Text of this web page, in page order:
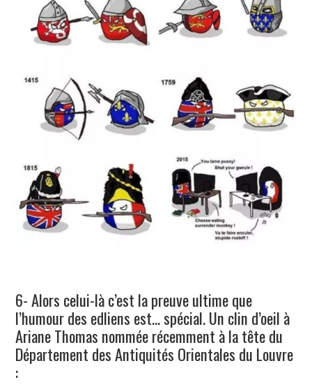
6- Alors celui-là c’est la preuve ultime que
l’humour des edliens est… spécial. Un clin d’oeil à
Ariane Thomas nommée récemment à la tête du
Département des Antiquités Orientales du Louvre
: